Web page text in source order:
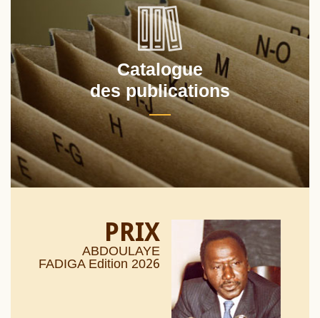
Catalogue
des publications
PRIX
ABDOULAYE
FADIGA Edition 2026